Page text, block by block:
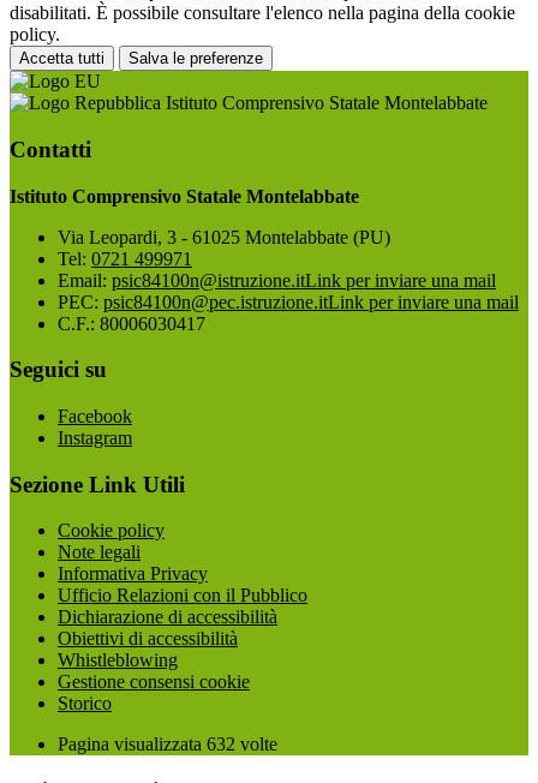
disabilitati. È possibile consultare l'elenco nella pagina della cookie
policy.
Accetta tutti Salva le preferenze
Istituto Comprensivo Statale Montelabbate
Contatti
Istituto Comprensivo Statale Montelabbate
Via Leopardi, 3 - 61025 Montelabbate (PU)
Tel: 0721 499971
Email: psic84100n@istruzione.itLink per inviare una mail
PEC: psic84100n@pec.istruzione.itLink per inviare una mail
C.F.: 80006030417
Seguici su
Facebook
Instagram
Sezione Link Utili
Cookie policy
Note legali
Informativa Privacy
Ufficio Relazioni con il Pubblico
Dichiarazione di accessibilità
Obiettivi di accessibilità
Whistleblowing
Gestione consensi cookie
Storico
Pagina visualizzata 632 volte